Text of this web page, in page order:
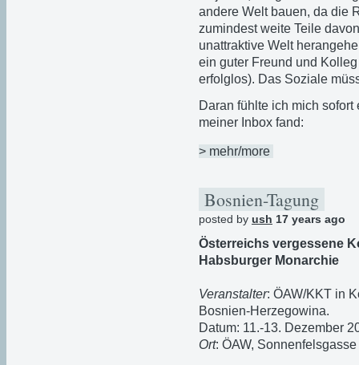
andere Welt bauen, da die
zumindest weite Teile
unattraktive Welt
ein guter Freund und
erfolglos). Das Soziale
Daran fühlte ich mich
meiner Inbox fand:
> mehr/more
Bosnien-Tagung
posted by ush 17 years ago
Österreichs vergessene
Habsburger Monarchie
Veranstalter: ÖAW/KKT in
Bosnien-Herzegowina.
Datum: 11.-13. Dezember
Ort: ÖAW,